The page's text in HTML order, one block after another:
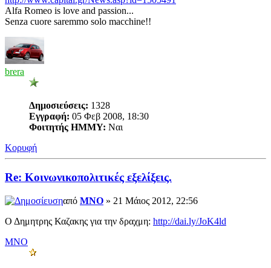
Alfa Romeo is love and passion...
Senza cuore saremmo solo macchine!!
brera
Δημοσιεύσεις: 1328
Εγγραφή: 05 Φεβ 2008, 18:30
Φοιτητής ΗΜΜΥ: Ναι
Κορυφή
Re: Κοινωνικοπολιτικές εξελίξεις.
από MNO » 21 Μάιος 2012, 22:56
Ο Δημητρης Καζακης για την δραχμη: http://dai.ly/JoK4ld
MNO